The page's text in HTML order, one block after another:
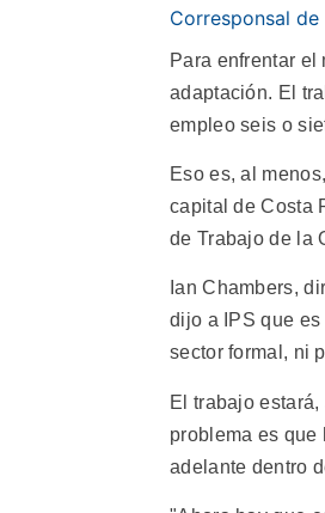
Corresponsal de
Para enfrentar
adaptación. El
empleo seis o
Eso es, al
capital de Costa
de Trabajo de la
Ian Chambers,
dijo a IPS que
sector formal, ni
El trabajo
problema es
adelante dentro